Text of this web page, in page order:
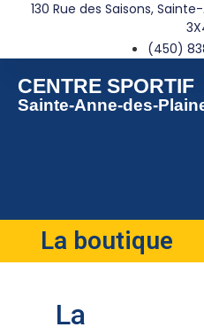
130 Rue des Saisons,
(450)
CENTRE SPORTIF
Sainte-Anne-des-
La boutique
La